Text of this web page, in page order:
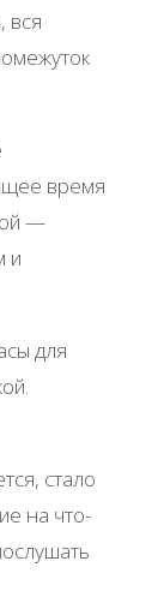
вся
время
—
и
для
стало
на что-